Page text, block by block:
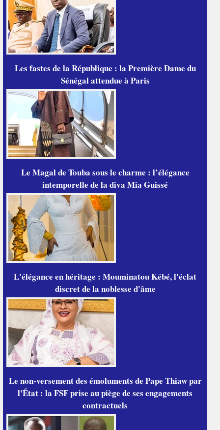
Les fastes de la République : la Première Dame du
Sénégal attendue à Paris
Le Magal de Touba sous le charme : l’élégance
intemporelle de la diva Mia Guissé
L'élégance en héritage : Mouminatou Kébé, l'éclat
discret de la noblesse d'âme
Le non-versement des émoluments de Pape Thiaw par
l'État : la FSF prise au piège de ses engagements
contractuels